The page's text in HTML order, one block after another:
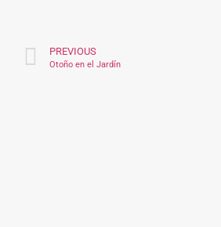
PREVIOUS
Otoño en el Jardín